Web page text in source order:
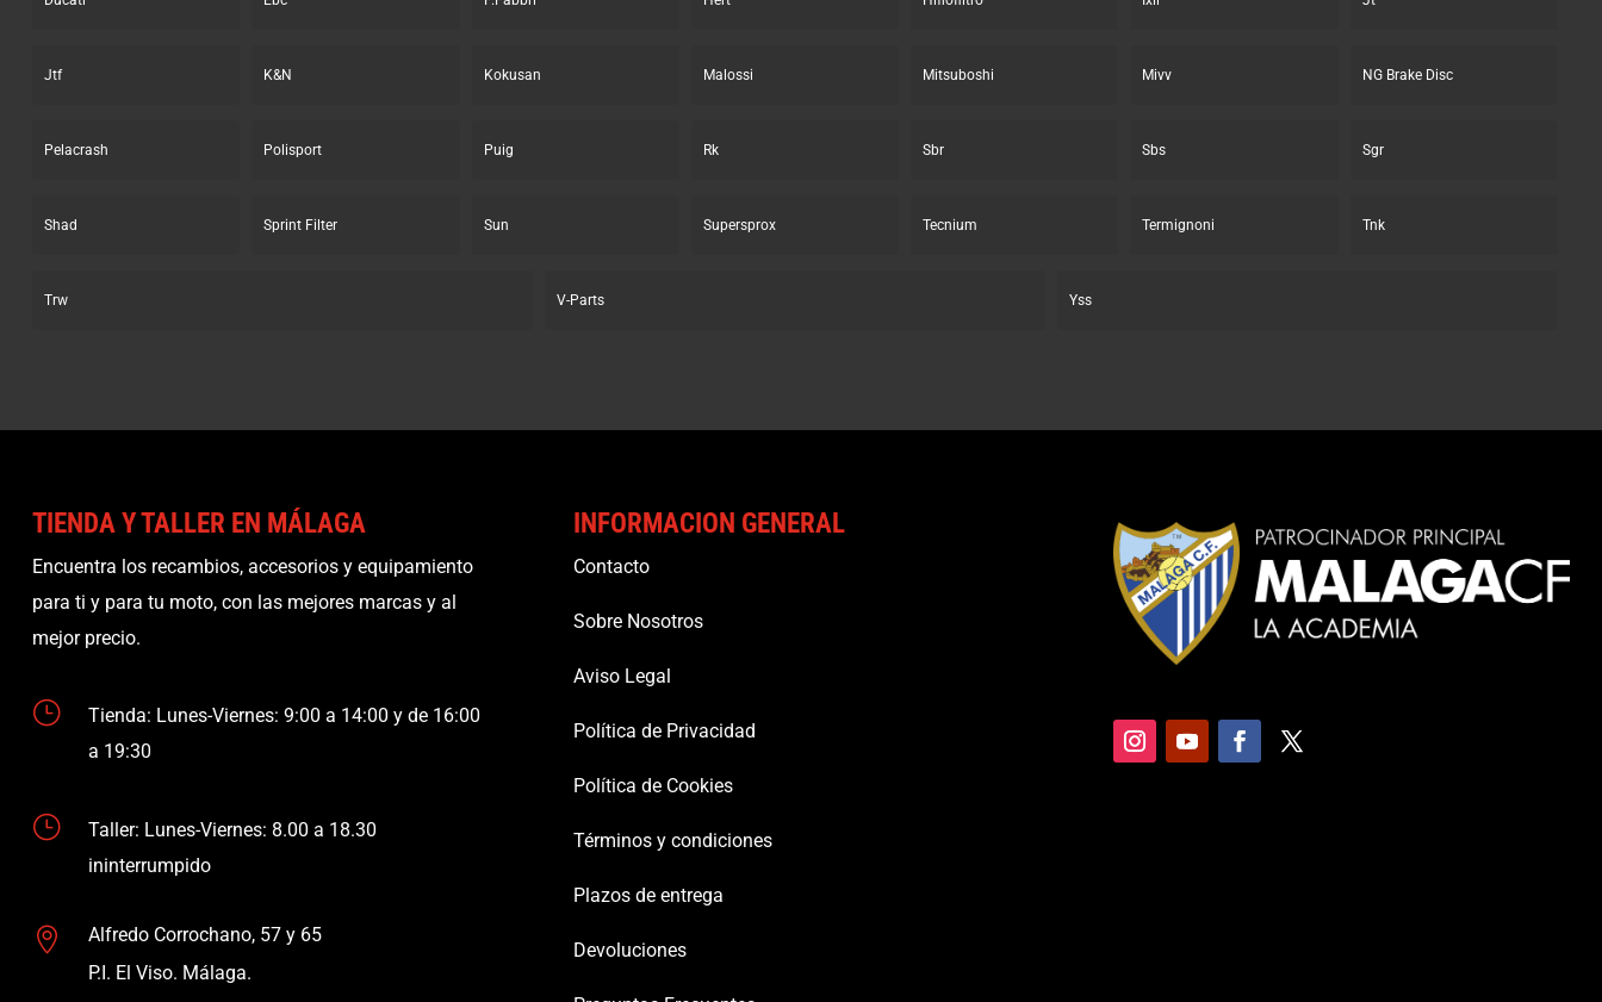
Jtf K&N Kokusan Malossi Mitsuboshi Mivv NG Brake Disc
Pelacrash Polisport Puig Rk Sbr Sbs Sgr
Shad Sprint Filter Sun Supersprox Tecnium Termignoni Tnk
Trw V-Parts Yss
TIENDA Y TALLER EN MÁLAGA
Encuentra los recambios, accesorios y equipamiento
para ti y para tu moto, con las mejores marcas y al
mejor precio.
}
Tienda: Lunes-Viernes: 9:00 a 14:00 y de 16:00
a 19:30
}
Taller: Lunes-Viernes: 8.00 a 18.30
ininterrumpido

Alfredo Corrochano, 57 y 65
P.I. El Viso. Málaga.
INFORMACION GENERAL
Contacto
Sobre Nosotros
Aviso Legal
Política de Privacidad
Política de Cookies
Términos y condiciones
Plazos de entrega
Devoluciones